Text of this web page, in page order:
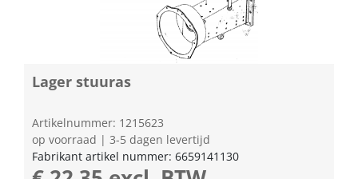
Lager stuuras
Artikelnummer: 1215623
op voorraad | 3-5 dagen levertijd
Fabrikant artikel nummer: 6659141130